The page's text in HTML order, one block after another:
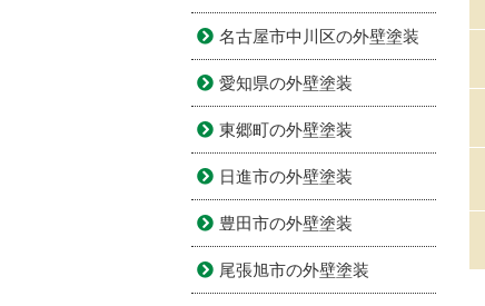
名古屋市中川区の外壁塗装
愛知県の外壁塗装
東郷町の外壁塗装
日進市の外壁塗装
豊田市の外壁塗装
尾張旭市の外壁塗装